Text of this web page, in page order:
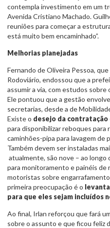
contempla investimento em um
Avenida Cristiano Machado.
reuniões para começar a
está muito bem encaminhado”.
Melhorias planejadas
Fernando de Oliveira Pessoa,
Rodoviário, endossou que a
assumir a via, com estudos sobre
Ele pontuou que a gestão
secretarias, desde a de
Existe o desejo da
para disponibilizar reboques
caminhões-pipa para lavagem
Também devem ser instaladas
atualmente, são nove – ao longo
para monitoramento e painéis de
motoristas sobre
primeira preocupação é o
para que eles sejam incluídos
Ao final, Irlan reforçou que fará
sobre o assunto e que ficou feliz